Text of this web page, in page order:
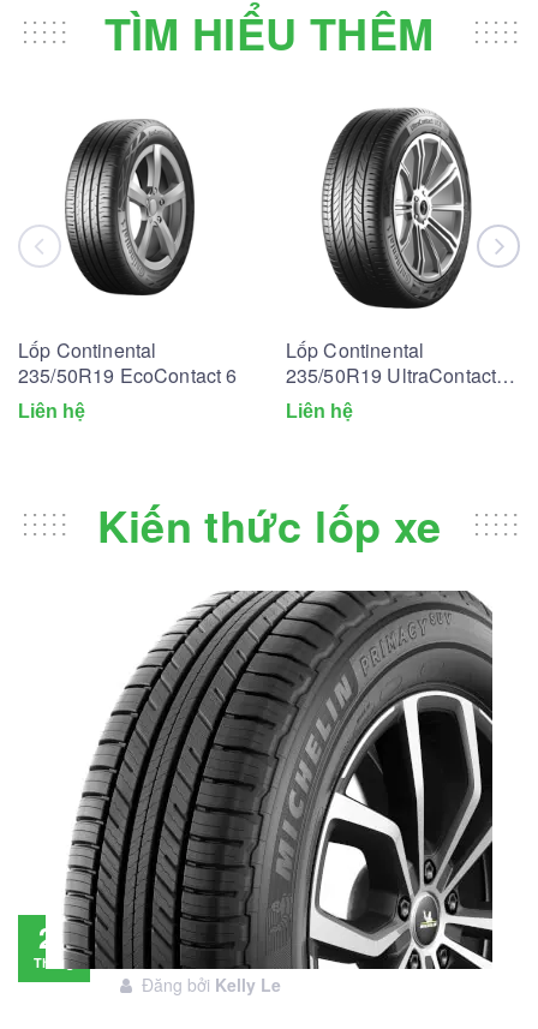
TÌM HIỂU THÊM
Lốp Continental
235/50R19 EcoContact 6
Liên hệ
Lốp Continental
235/50R19 UltraContact
UC6
Liên hệ
Kiến thức lốp xe
28
Tháng
Đánh giá lốp Michelin Primacy SUV: Đáng
đầu tư không?
Đăng bởi Kelly Le